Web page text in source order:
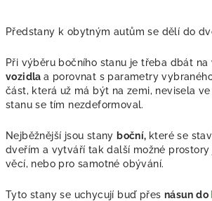
Předstany k obytným autům se dělí do
Při výběru bočního stanu je třeba dbát na
vozidla a porovnat s parametry
část, která už má být na zemi, nevisela
stanu se tím nezdeformoval.
Nejběžnější jsou stany boční, které se
dveřím a vytváří tak další možné
věcí, nebo pro samotné obývání.
Tyto stany se uchycují buď přes násun do